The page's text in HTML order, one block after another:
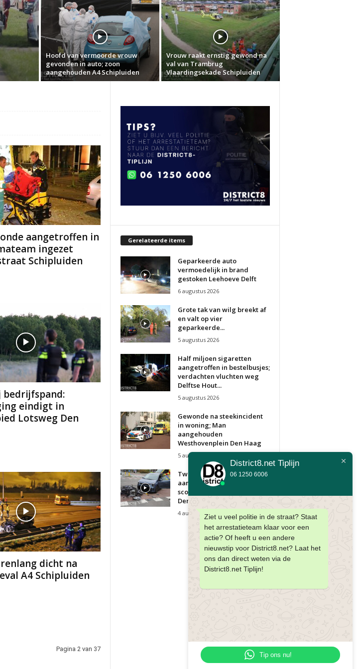
Hoofd van vermoorde vrouw
gevonden in auto; zoon
aangehouden A4 Schipluiden
Vrouw raakt ernstig gewond na
val van Trambrug
Vlaardingsekade Schipluiden
aangetroffen in
ingezet
Schipluiden
bedrijfspand:
eindigt in
Lotsweg Den
dicht na
A4 Schipluiden
Pagina 2 van 37
Gerelateerde items
Geparkeerde auto
vermoedelijk in brand
gestoken Leehoeve Delft
6 augustus 2026
Grote tak van wilg breekt af
en valt op vier
geparkeerde...
5 augustus 2026
Half miljoen sigaretten
aangetroffen in bestelbusjes;
verdachten vluchten weg
Delftse Hout...
5 augustus 2026
Gewonde na steekincident
in woning; Man
aangehouden
Westhovenplein Den Haag
5 augustus 2026
Twee gewonden bij
aanrijding tussen auto en
scooter Goudenregenstraat
Den Haag
4 augustus 2026
District8.net Tiplijn
06 1250 6006
Ziet u veel politie in de straat? Staat
het arrestatieteam klaar voor een
actie? Of heeft u een andere
nieuwstip voor District8.net? Laat het
ons dan direct weten via de
District8.net Tiplijn!
Tip ons nu!